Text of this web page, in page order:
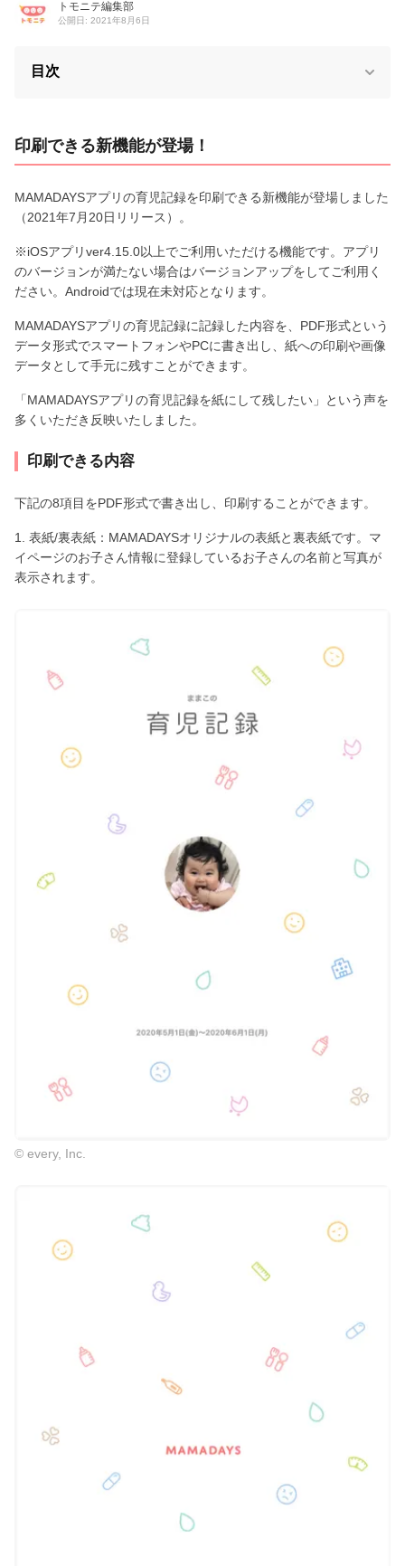
トモニテ編集部
公開日: 2021年8月6日
目次
印刷できる新機能が登場！
MAMADAYSアプリの育児記録を印刷できる新機能が登場しました
（2021年7月20日リリース）。
※iOSアプリver4.15.0以上でご利用いただける機能です。アプリ
のバージョンが満たない場合はバージョンアップをしてご利用く
ださい。Androidでは現在未対応となります。
MAMADAYSアプリの育児記録に記録した内容を、PDF形式という
データ形式でスマートフォンやPCに書き出し、紙への印刷や画像
データとして手元に残すことができます。
「MAMADAYSアプリの育児記録を紙にして残したい」という声を
多くいただき反映いたしました。
印刷できる内容
下記の8項目をPDF形式で書き出し、印刷することができます。
1. 表紙/裏表紙：MAMADAYSオリジナルの表紙と裏表紙です。マ
イページのお子さん情報に登録しているお子さんの名前と写真が
表示されます。
© every, Inc.